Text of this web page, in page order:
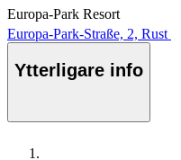
Europa-Park Resort
Europa-Park-Straße, 2, Rust
Ytterligare info